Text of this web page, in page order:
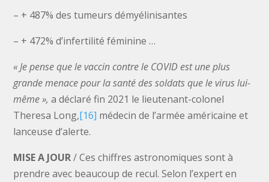
– + 487% des tumeurs démyélinisantes
– + 472% d’infertilité féminine …
« Je pense que le vaccin contre le COVID est une plus
grande menace pour la santé des soldats que le virus lui-
même », a déclaré fin 2021 le lieutenant-colonel
Theresa Long,[16] médecin de l’armée américaine et
lanceuse d’alerte.
MISE A JOUR/ Ces chiffres astronomiques sont à
prendre avec beaucoup de recul. Selon l’expert en